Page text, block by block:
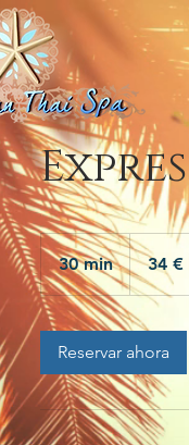
30 min3
0
n
34
euros
34 €
Reservar ahora